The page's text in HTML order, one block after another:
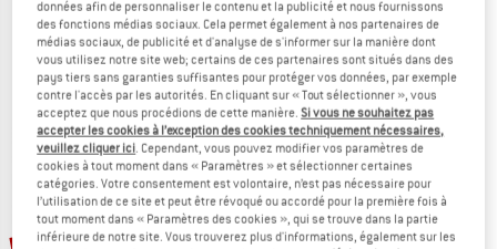
CRAFT
Core Dry Footies 3-Pack
Chaussettes de cyclisme
17,95 € 12,57 €
5,0(2)
CRAFT
Core Dry Mid Sock 3-Pack
Chaussettes de cyclisme
19,95 €13,97 €
4,5(4)
données afin de personnaliser le contenu et la publicité et nous fournissons
des fonctions médias sociaux. Cela permet également à nos partenaires de
médias sociaux, de publicité et d'analyse de s'informer sur la manière dont
vous utilisez notre site web; certains de ces partenaires sont situés dans des
pays tiers sans garanties suffisantes pour protéger vos données, par exemple
contre l'accès par les autorités. En cliquant sur « Tout sélectionner », vous
acceptez que nous procédions de cette manière.Si vous ne souhaitez pas
accepter les cookies à l’exception des cookies techniquement nécessaires,
veuillez cliquer ici. Cependant, vous pouvez modifier vos paramètres de
cookies à tout moment dans « Paramètres » et sélectionner certaines
catégories. Votre consentement est volontaire, n’est pas nécessaire pour
l’utilisation de ce site et peut être révoqué ou accordé pour la première fois à
tout moment dans « Paramètres des cookies », qui se trouve dans la partie
inférieure de notre site. Vous trouverez plus d'informations, également sur les